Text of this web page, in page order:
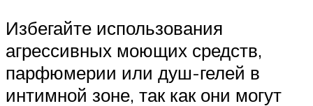
Избегайте использования
агрессивных моющих средств,
парфюмерии или душ-гелей в
интимной зоне, так как они могут